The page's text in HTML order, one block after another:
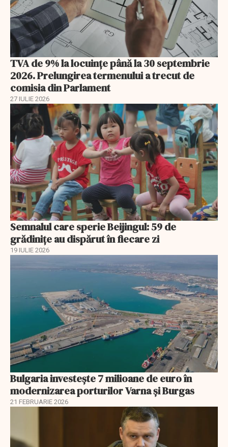
TVA de 9% la locuințe până la 30 septembrie
2026. Prelungirea termenului a trecut de
comisia din Parlament
27 IULIE 2026
Semnalul care sperie Beijingul: 59 de
grădinițe au dispărut în fiecare zi
19 IULIE 2026
Bulgaria investește 7 milioane de euro în
modernizarea porturilor Varna și Burgas
21 FEBRUARIE 2026